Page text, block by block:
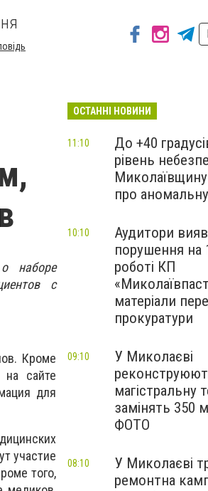
наборе
с
Кроме
сайте
для
участие
того,
ОСТАННІ НОВИНИ
До +40
рівень
про
11:10
Аудитори
порушення на
роботі КП
матеріали
прокуратури
10:10
У Миколаєві
магістральну
замінять 350
ФОТО
09:10
У Миколаєві
ремонтна
08:10